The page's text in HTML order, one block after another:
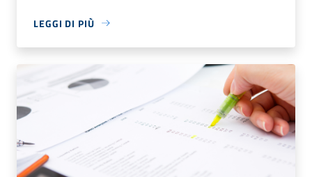
LEGGI DI PIÙ